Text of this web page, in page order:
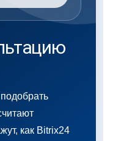
как Bitrix24